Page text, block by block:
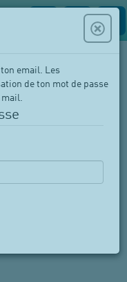
email. Les
de ton mot de passe
mail.